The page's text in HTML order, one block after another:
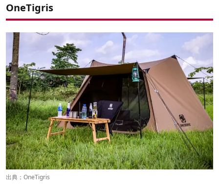
OneTigris
出典； OneTigris